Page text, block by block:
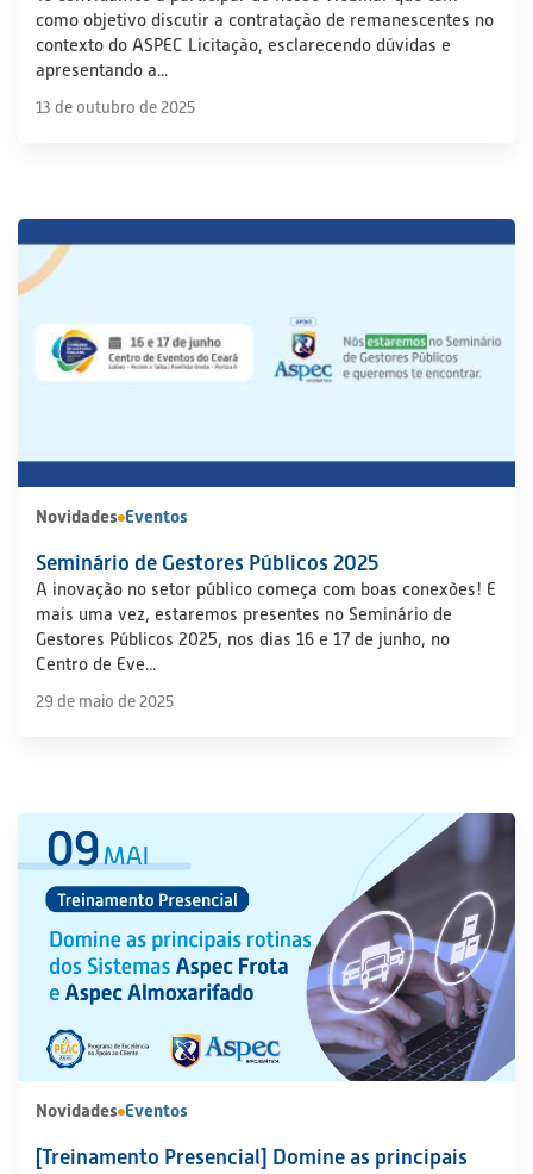
como objetivo discutir a contratação de remanescentes no
contexto do ASPEC Licitação, esclarecendo dúvidas e
apresentando a...
13 de outubro de 2025
Novidades Eventos
Seminário de Gestores Públicos 2025
A inovação no setor público começa com boas conexões! E
mais uma vez, estaremos presentes no Seminário de
Gestores Públicos 2025, nos dias 16 e 17 de junho, no
Centro de Eve...
29 de maio de 2025
Novidades Eventos
[Treinamento Presencial] Domine as principais